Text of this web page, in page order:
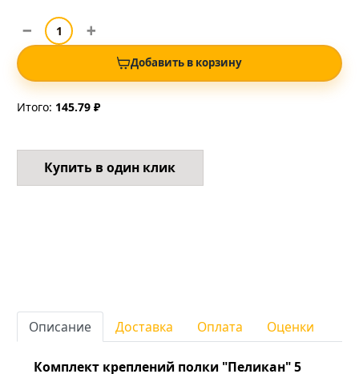
Добавить в корзину
Итого: 145.79 ₽
Купить в один клик
Описание Доставка Оплата Оценки
Комплект креплений полки "Пеликан" 5